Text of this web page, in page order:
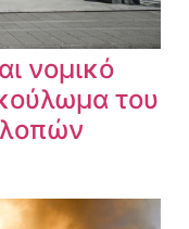
νομικό
του